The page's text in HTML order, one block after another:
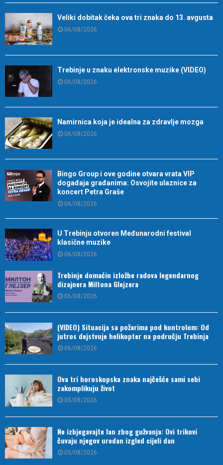
Veliki dobitak čeka ova tri znaka do 13. avgusta
06/08/2026
Trebinje u znaku elektronske muzike (VIDEO)
06/08/2026
Namirnica koja je idealna za zdravlje mozga
06/08/2026
Bingo Group i ove godine otvara vrata VIP
događaja građanima: Osvojite ulaznice za
koncert Petra Graše
06/08/2026
U Trebinju otvoren Međunarodni festival
klasične muzike
06/08/2026
Trebinje domaćin izložbe radova legendarnog
dizajnera Miltona Glejzera
06/08/2026
(VIDEO) Situacija sa požarima pod kontrolom: Od
jutros dejstvuje helikopter na području Trebinja
06/08/2026
Ova tri horoskopska znaka najčešće sami sebi
zakomplikuju život
05/08/2026
Ne izbjegavajte lan zbog gužvanja: Ovi trikovi
čuvaju njegov uredan izgled cijeli dan
05/08/2026